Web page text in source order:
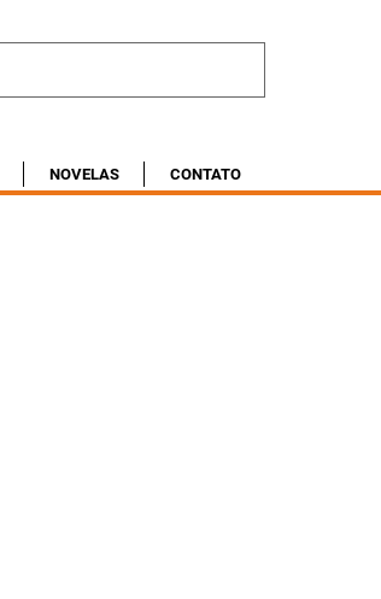
NOVELAS CONTATO